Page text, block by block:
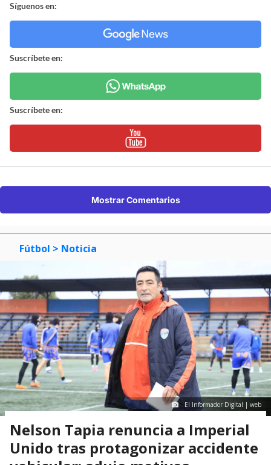
Síguenos en:
Suscríbete en:
Suscríbete en:
Mostrar Comentarios
Fútbol > Noticia
El Informador Digital | web
Nelson Tapia renuncia a Imperial
Unido tras protagonizar accidente